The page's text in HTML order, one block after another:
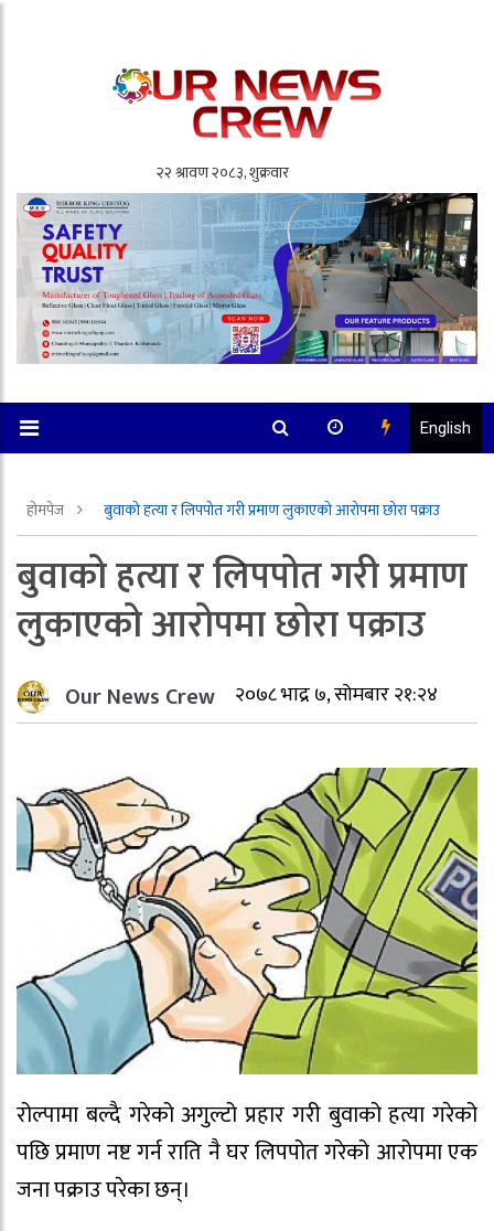
English
होमपेज बुवाको हत्या र लिपपोत गरी प्रमाण लुकाएको आरोपमा छोरा पक्राउ
बुवाको हत्या र लिपपोत गरी प्रमाण
लुकाएको आरोपमा छोरा पक्राउ
Our News Crew २०७८ भाद्र ७, सोमबार २१:२४
रोल्पामा बल्दै गरेको अगुल्टो प्रहार गरी बुवाको हत्या गरेको
पछि प्रमाण नष्ट गर्न राति नै घर लिपपोत गरेको आरोपमा एक
जना पक्राउ परेका छन्।